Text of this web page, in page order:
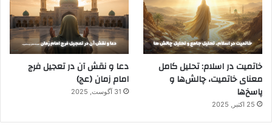
خاتمیت در اسلام: تحلیل کامل
معنای خاتمیت، چالش‌ها و
پاسخ‌ها
25 اکتبر, 2025
دعا و نقش آن در تعجیل فرج
امام زمان (عج)
31 آگوست, 2025